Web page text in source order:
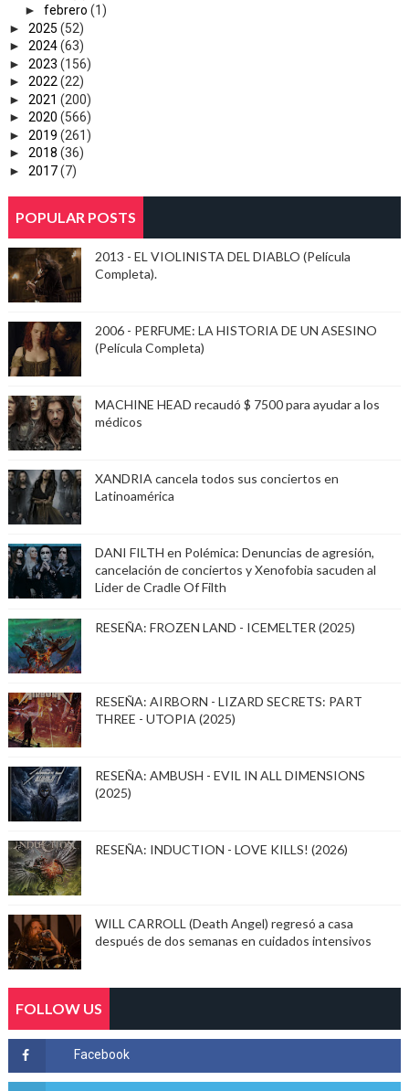
► febrero (1)
► 2025 (52)
► 2024(63)
► 2023 (156)
► 2022 (22)
► 2021 (200)
► 2020 (566)
► 2019 (261)
► 2018 (36)
► 2017(7)
POPULAR POSTS
2013 - EL VIOLINISTA DEL DIABLO (Película
Completa).
2006 - PERFUME: LA HISTORIA DE UN ASESINO
(Película Completa)
MACHINE HEAD recaudó $ 7500 para ayudar a los
médicos
XANDRIA cancela todos sus conciertos en
Latinoamérica
DANI FILTH en Polémica: Denuncias de agresión,
cancelación de conciertos y Xenofobia sacuden al
Lider de Cradle Of Filth
RESEÑA: FROZEN LAND - ICEMELTER (2025)
RESEÑA: AIRBORN - LIZARD SECRETS: PART
THREE - UTOPIA (2025)
RESEÑA: AMBUSH - EVIL IN ALL DIMENSIONS
(2025)
RESEÑA: INDUCTION - LOVE KILLS! (2026)
WILL CARROLL (Death Angel) regresó a casa
después de dos semanas en cuidados intensivos
FOLLOW US